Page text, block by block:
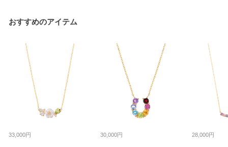
おすすめのアイテム
33,000円 30,000円 28,000円